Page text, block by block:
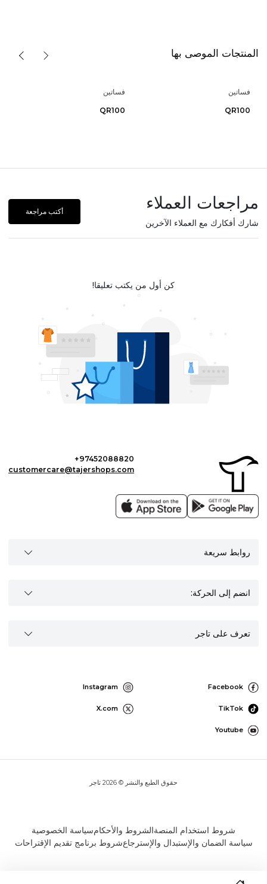
المنتجات الموصى بها
فساتين
QR100
فساتين
QR100
مراجعات العملاء
شارك أفكارك مع العملاء الآخرين
أكتب مراجعة
كن أول من يكتب تعليقا!
+97452088820
customercare@tajershops.com
روابط سريعة
انضم إلى الحركة:
تعرف على تاجر
Facebook
Instagram
TikTok
X.com
Youtube
حقوق الطبع والنشر © 2026 تاجر
شروط استخدام المنصةالشروط والأحكامسياسة الخصوصية
سياسة الضمان والإستبدال والإسترجاعشروط برنامج تقديم الإقتراحات